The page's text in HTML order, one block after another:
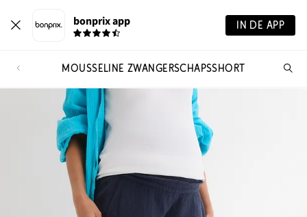
bonprix app IN DE APP
MOUSSELINE ZWANGERSCHAPSSHORT